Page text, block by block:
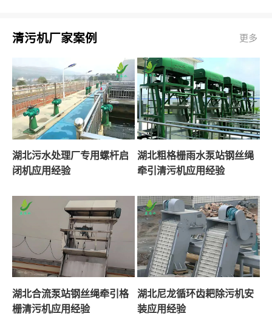
清污机厂家案例 更多
湖北污水处理厂专用螺杆启
闭机应用经验
湖北粗格栅雨水泵站钢丝绳
牵引清污机应用经验
湖北合流泵站钢丝绳牵引格
栅清污机应用经验
湖北尼龙循环齿耙除污机安
装应用经验